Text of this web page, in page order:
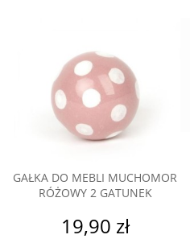
GAŁKA DO MEBLI MUCHOMOR
RÓŻOWY 2 GATUNEK
19,90 zł